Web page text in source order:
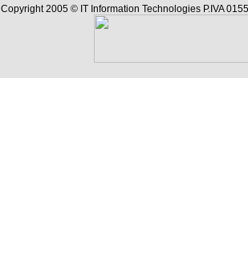
Copyright 2005 © IT Information Technologies P.IVA